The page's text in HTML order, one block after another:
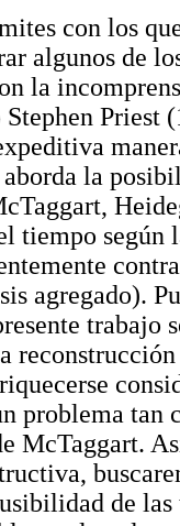
con los
algunos de
la
Priest
la
tiempo según
agregado).
trabajo
problema tan
McTaggart.
de